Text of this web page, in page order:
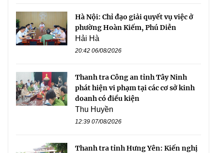
Hà Nội: Chỉ đạo giải quyết vụ việc ở
phường Hoàn Kiếm, Phú Diễn
Hải Hà
20:42 06/08/2026
Thanh tra Công an tỉnh Tây Ninh
phát hiện vi phạm tại các cơ sở kinh
doanh có điều kiện
Thu Huyền
12:39 07/08/2026
Thanh tra tỉnh Hưng Yên: Kiến nghị